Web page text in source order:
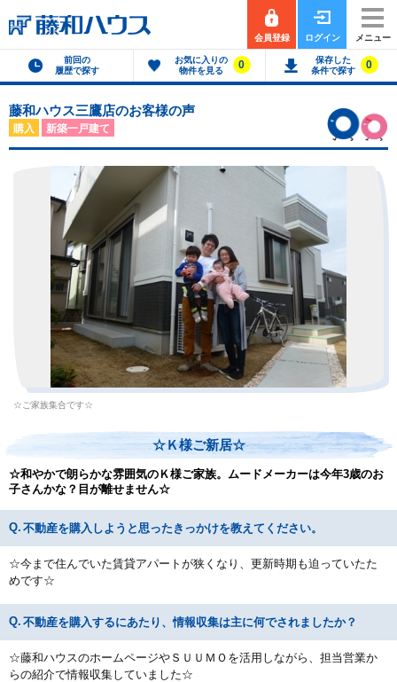
会員登録 ログイン メニュー
前回の
履歴で探す
お気に入りの
物件を見る
0
保存した
条件で探す
0
藤和ハウス三鷹店のお客様の声
購入 新築一戸建て
☆ご家族集合です☆
☆Ｋ様ご新居☆
☆和やかで朗らかな雰囲気のＫ様ご家族。ムードメーカーは今年3歳のお
子さんかな？目が離せません☆
不動産を購入しようと思ったきっかけを教えてください。
☆今まで住んでいた賃貸アパートが狭くなり、更新時期も迫っていたた
めです☆
不動産を購入するにあたり、情報収集は主に何でされましたか？
☆藤和ハウスのホームページやＳＵＵＭＯを活用しながら、担当営業か
らの紹介で情報収集していました☆